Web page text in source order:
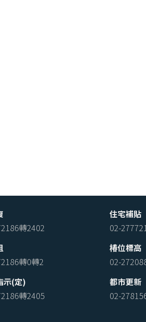
轉2402
住宅補貼
02-
轉0轉2
椿位標高
02-
示(定)
轉2405
都市更新
02-